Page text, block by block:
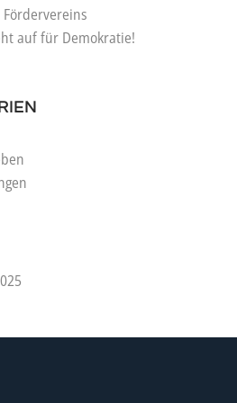
Fördervereins
auf für Demokratie!